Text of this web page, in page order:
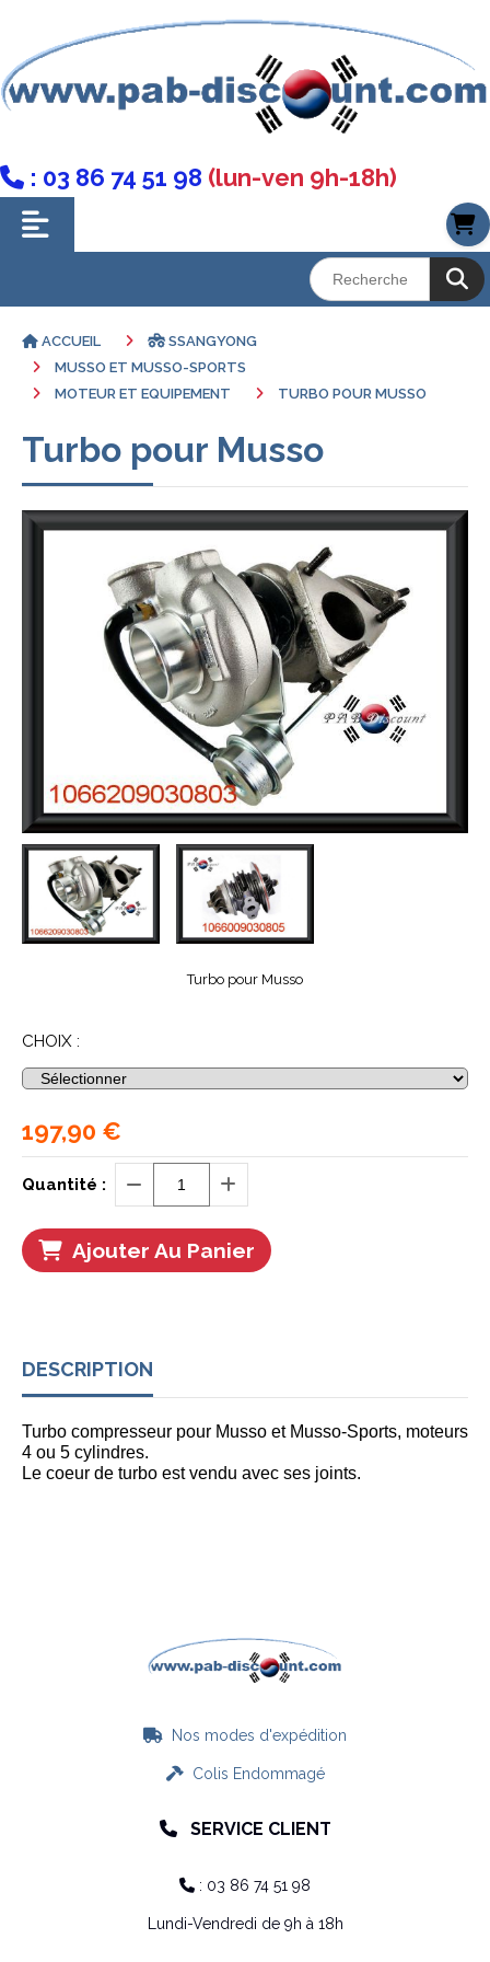
 : 03 86 74 51 98 (lun-ven 9h-18h)
ACCUEIL
SSANGYONG
MUSSO ET MUSSO-SPORTS
MOTEUR ET EQUIPEMENT
TURBO POUR MUSSO
Turbo pour Musso
Turbo pour Musso
CHOIX :
197,90 €
Quantité :
Ajouter Au Panier
DESCRIPTION
Turbo compresseur pour Musso et Musso-Sports, moteurs
4 ou 5 cylindres.
Le coeur de turbo est vendu avec ses joints.
 Nos modes d'expédition
Colis Endommagé
 SERVICE CLIENT
 : 03 86 74 51 98
Lundi-Vendredi de 9h à 18h